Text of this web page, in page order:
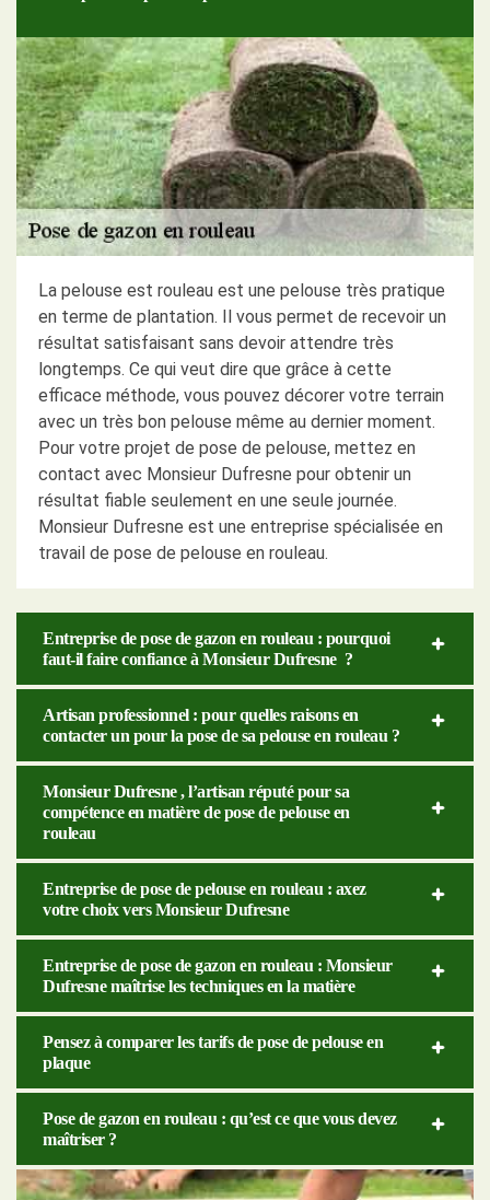
La pelouse est rouleau est une pelouse très pratique
en terme de plantation. Il vous permet de recevoir un
résultat satisfaisant sans devoir attendre très
longtemps. Ce qui veut dire que grâce à cette
efficace méthode, vous pouvez décorer votre terrain
avec un très bon pelouse même au dernier moment.
Pour votre projet de pose de pelouse, mettez en
contact avec Monsieur Dufresne pour obtenir un
résultat fiable seulement en une seule journée.
Monsieur Dufresne est une entreprise spécialisée en
travail de pose de pelouse en rouleau.
Entreprise de pose de gazon en rouleau : pourquoi
faut-il faire confiance à Monsieur Dufresne ?
Artisan professionnel : pour quelles raisons en
contacter un pour la pose de sa pelouse en rouleau ?
Monsieur Dufresne , l’artisan réputé pour sa
compétence en matière de pose de pelouse en
rouleau
Entreprise de pose de pelouse en rouleau : axez
votre choix vers Monsieur Dufresne
Entreprise de pose de gazon en rouleau : Monsieur
Dufresne maîtrise les techniques en la matière
Pensez à comparer les tarifs de pose de pelouse en
plaque
Pose de gazon en rouleau : qu’est ce que vous devez
maîtriser ?